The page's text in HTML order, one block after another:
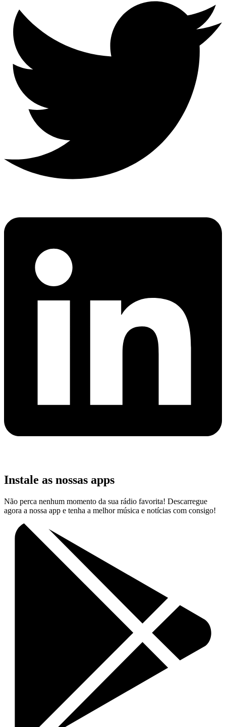
Instale as nossas apps
Não perca nenhum momento da sua rádio favorita! Descarregue
agora a nossa app e tenha a melhor música e notícias com consigo!